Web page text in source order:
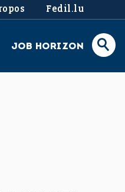
Fedil.lu
JOB HORIZON